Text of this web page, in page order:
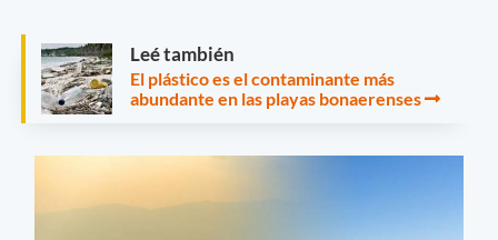
Leé también
El plástico es el contaminante más
abundante en las playas bonaerenses